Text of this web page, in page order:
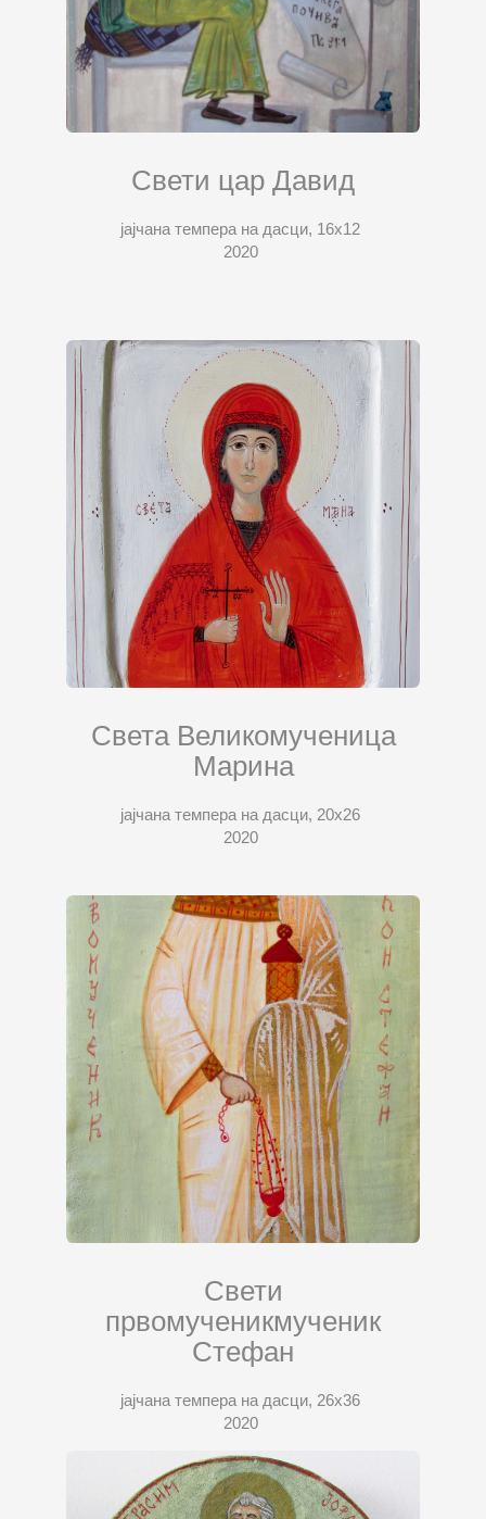
Свети цар Давид
јајчана темпера на дасци, 16х12
2020
Света Великомученица
Марина
јајчана темпера на дасци, 20х26
2020
Свети
првомученикмученик
Стефан
јајчана темпера на дасци, 26х36
2020